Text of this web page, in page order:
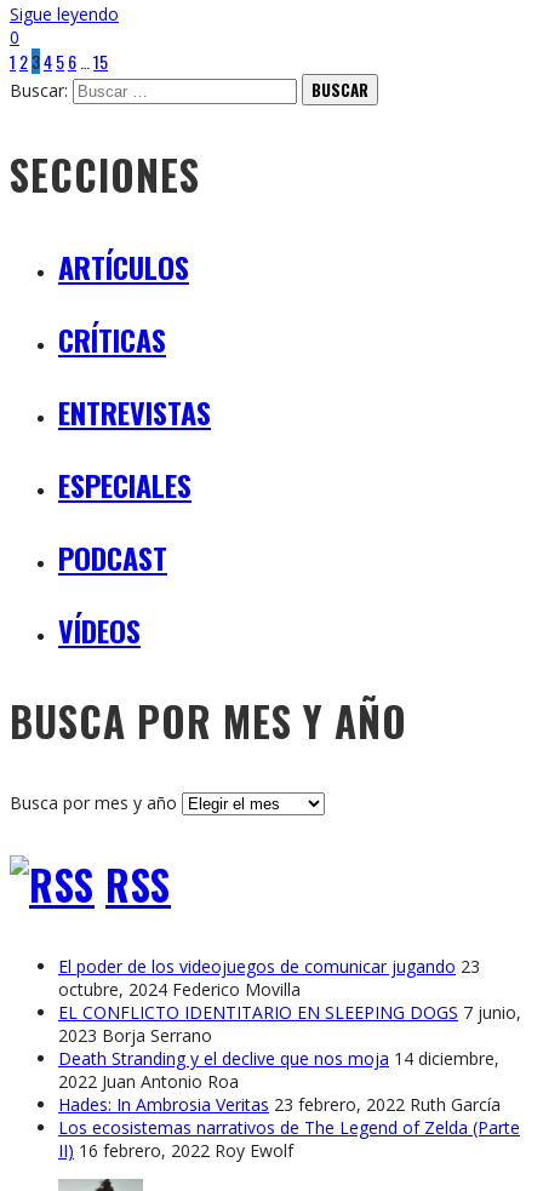
Sigue leyendo
0
1 23456 15
Buscar:
SECCIONES
ARTÍCULOS
CRÍTICAS
ENTREVISTAS
ESPECIALES
PODCAST
VÍDEOS
BUSCA POR MES Y AÑO
Busca por mes y año
RSS
El poder de los videojuegos de comunicar jugando 23
octubre, 2024 Federico Movilla
EL CONFLICTO IDENTITARIO EN SLEEPING DOGS 7 junio,
2023 Borja Serrano
Death Stranding y el declive que nos moja 14 diciembre,
2022 Juan Antonio Roa
Hades: In Ambrosia Veritas 23 febrero, 2022 Ruth García
Los ecosistemas narrativos de The Legend of Zelda (Parte
II) 16 febrero, 2022 Roy Ewolf